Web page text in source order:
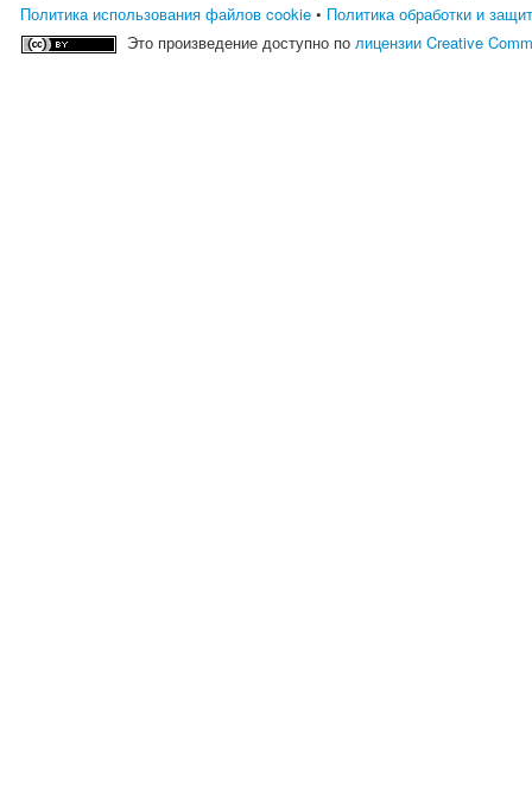
Политика использования файлов cookie • Политика обработки и
Это произведение доступно полицензии Creative